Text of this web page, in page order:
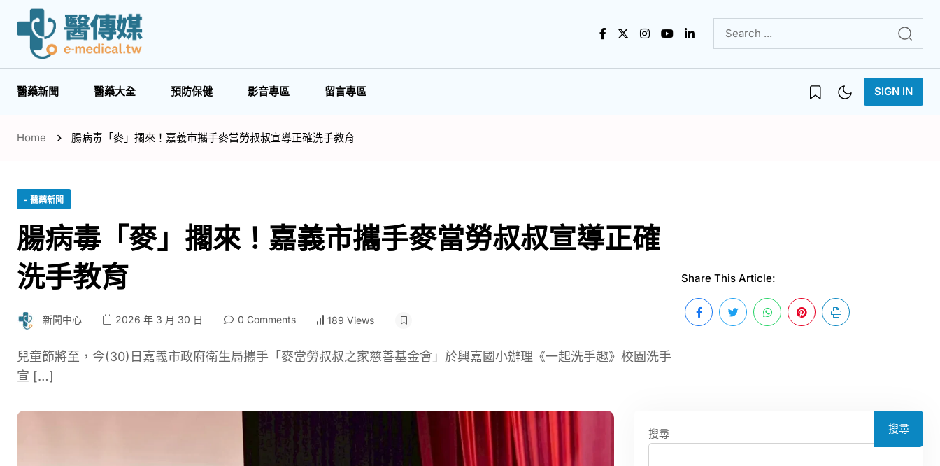
醫藥新聞 醫藥大全 預防保健 影音專區 留言專區 SIGN IN
Home 腸病毒「麥」擱來！嘉義市攜手麥當勞叔叔宣導正確洗手教育
- 醫藥新聞
腸病毒「麥」擱來！嘉義市攜手麥當勞叔叔宣導正確
洗手教育
新聞中心 2026 年 3 月 30 日 0 Comments 189 Views
兒童節將至，今(30)日嘉義市政府衛生局攜手「麥當勞叔叔之家慈善基金會」於興嘉國小辦理《一起洗手趣》校園洗手
宣 […]
Share This Article:
搜尋 搜尋